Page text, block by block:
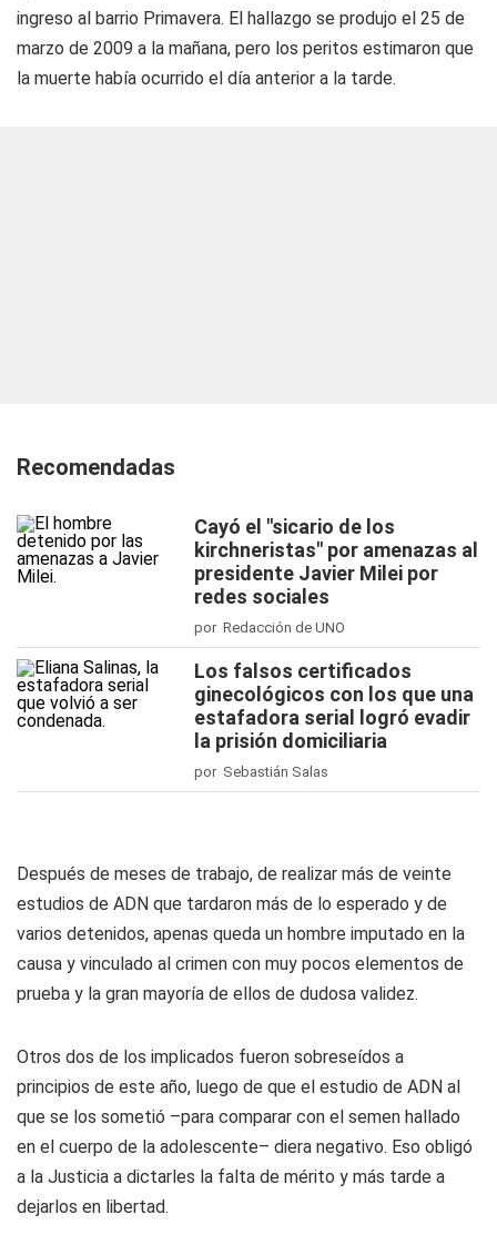
ingreso al barrio Primavera. El hallazgo se produjo el 25 de
marzo de 2009 a la mañana, pero los peritos estimaron que
la muerte había ocurrido el día anterior a la tarde.
Recomendadas
Cayó el "sicario de los
kirchneristas" por amenazas al
presidente Javier Milei por
redes sociales
por Redacción de UNO
Los falsos certificados
ginecológicos con los que una
estafadora serial logró evadir
la prisión domiciliaria
por Sebastián Salas
Después de meses de trabajo, de realizar más de veinte
estudios de ADN que tardaron más de lo esperado y de
varios detenidos, apenas queda un hombre imputado en la
causa y vinculado al crimen con muy pocos elementos de
prueba y la gran mayoría de ellos de dudosa validez.
Otros dos de los implicados fueron sobreseídos a
principios de este año, luego de que el estudio de ADN al
que se los sometió –para comparar con el semen hallado
en el cuerpo de la adolescente– diera negativo. Eso obligó
a la Justicia a dictarles la falta de mérito y más tarde a
dejarlos en libertad.